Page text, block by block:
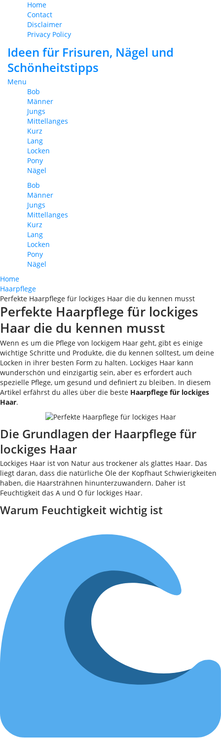
Home
Contact
Disclaimer
Privacy Policy
Ideen für Frisuren, Nägel und
Schönheitstipps
Menu
Bob
Männer
Jungs
Mittellanges
Kurz
Lang
Locken
Pony
Nägel
Bob
Männer
Jungs
Mittellanges
Kurz
Lang
Locken
Pony
Nägel
Home
Haarpflege
Perfekte Haarpflege für lockiges Haar die du kennen musst
Perfekte Haarpflege für lockiges
Haar die du kennen musst
Wenn es um die Pflege von lockigem Haar geht, gibt es einige
wichtige Schritte und Produkte, die du kennen solltest, um deine
Locken in ihrer besten Form zu halten. Lockiges Haar kann
wunderschön und einzigartig sein, aber es erfordert auch
spezielle Pflege, um gesund und definiert zu bleiben. In diesem
Artikel erfährst du alles über die beste Haarpflege für lockiges
Haar.
Die Grundlagen der Haarpflege für
lockiges Haar
Lockiges Haar ist von Natur aus trockener als glattes Haar. Das
liegt daran, dass die natürliche Öle der Kopfhaut Schwierigkeiten
haben, die Haarsträhnen hinunterzuwandern. Daher ist
Feuchtigkeit das A und O für lockiges Haar.
Warum Feuchtigkeit wichtig ist